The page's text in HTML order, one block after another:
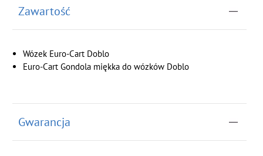
Zawartość
Wózek Euro-Cart Doblo
Euro-Cart Gondola miękka do wózków Doblo
Gwarancja